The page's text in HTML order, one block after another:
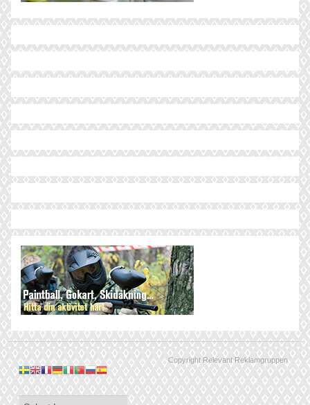
Copyright Relevant Reklamgruppen